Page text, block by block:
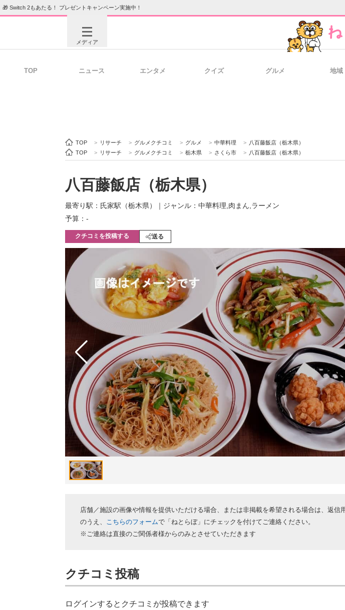
🎁 Switch 2もあたる！ プレゼントキャンペーン実施中！
メディア
ITエンジニア向け専門サイト 企業向けIT製品の総合サイト
モノづくり技術者専門サイト
ちょっと気になるネットの話題
TOP ニュース エンタメ クイズ グルメ 地域
TOP > リサーチ > グルメクチコミ > グルメ > 中華料理 > 八百藤飯店（栃木県）
TOP
> リサーチ > グルメクチコミ > 栃木県 > さくら市 > 八百藤飯店（栃木県）
八百藤飯店（栃木県）
最寄り駅：氏家駅（栃木県） ｜ ジャンル：中華料理,肉まん,ラーメン
予算：-
クチコミを投稿する 送る
店舗／施設の画像や情報を提供いただける場合、または非掲載を希望される場合は、返信
のうえ、 こちらのフォームで「ねとらぼ」にチェックを付けてご連絡ください。
※ご連絡は直接のご関係者様からのみとさせていただきます
クチコミ投稿
ログインするとクチコミが投稿できます